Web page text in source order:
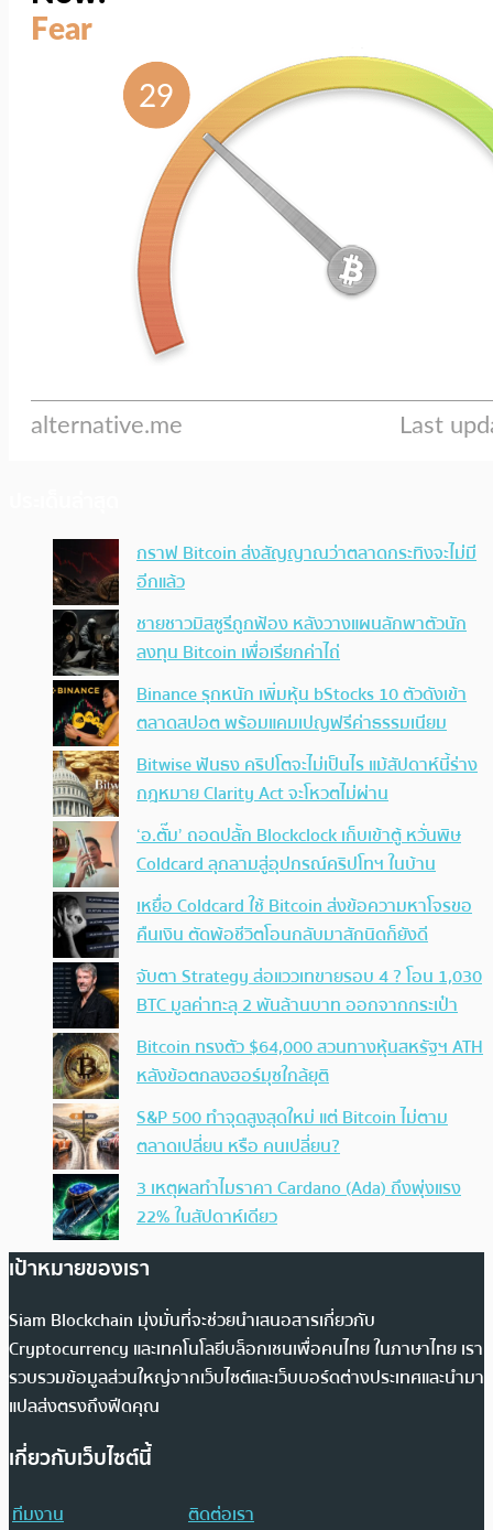
กราฟ Bitcoin ส่งสัญญาณว่าตลาดกระทิงจะไม่มี
อีกแล้ว
ชายชาวมิสซูรีถูกฟ้อง หลังวางแผนลักพาตัวนัก
ลงทุน Bitcoin เพื่อเรียกค่าไถ่
Binance รุกหนัก เพิ่มหุ้น bStocks 10 ตัวดังเข้า
ตลาดสปอต พร้อมแคมเปญฟรีค่าธรรมเนียม
Bitwise ฟันธง คริปโตจะไม่เป็นไร แม้สัปดาห์นี้ร่าง
กฎหมาย Clarity Act จะโหวตไม่ผ่าน
‘อ.ตั๊ม’ ถอดปลั้ก Blockclock เก็บเข้าตู้ หวั่นพิษ
Coldcard ลุกลามสู่อุปกรณ์คริปโทฯ ในบ้าน
เหยื่อ Coldcard ใช้ Bitcoin ส่งข้อความหาโจรขอ
คืนเงิน ตัดพ้อชีวิตโอนกลับมาสักนิดก็ยังดี
จับตา Strategy ส่อแววเทขายรอบ 4 ? โอน 1,030
BTC มูลค่าทะลุ 2 พันล้านบาท ออกจากกระเป๋า
Bitcoin ทรงตัว $64,000 สวนทางหุ้นสหรัฐฯ ATH
หลังข้อตกลงฮอร์มุซใกล้ยุติ
S&P 500 ทำจุดสูงสุดใหม่ แต่ Bitcoin ไม่ตาม
ตลาดเปลี่ยน หรือ คนเปลี่ยน?
3 เหตุผลทำไมราคา Cardano (Ada) ถึงพุ่งแรง
22% ในสัปดาห์เดียว
เป้าหมายของเรา
Siam Blockchain มุ่งมั่นที่จะช่วยนำเสนอสารเกี่ยวกับ
Cryptocurrency และเทคโนโลยีบล็อกเชนเพื่อคนไทย ในภาษาไทย เรา
รวบรวมข้อมูลส่วนใหญ่จากเว็บไซต์และเว็บบอร์ดต่างประเทศและนำมา
แปลส่งตรงถึงฟีดคุณ
เกี่ยวกับเว็บไซต์นี้
ทีมงาน
ติดต่อเรา